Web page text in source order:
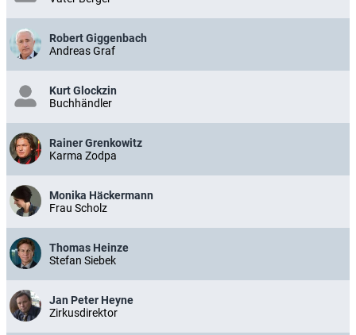
Robert Giggenbach
Andreas Graf
Kurt Glockzin
Buchhändler
Rainer Grenkowitz
Karma Zodpa
Monika Häckermann
Frau Scholz
Thomas Heinze
Stefan Siebek
Jan Peter Heyne
Zirkusdirektor